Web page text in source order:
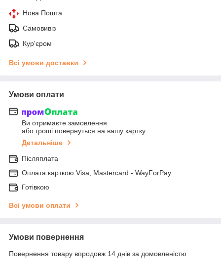
Нова Пошта
Самовивіз
Кур'єром
Всі умови доставки
Умови оплати
Ви отримаєте замовлення
або гроші повернуться на вашу картку
Детальніше
Післяплата
Оплата карткою Visa, Mastercard - WayForPay
Готівкою
Всі умови оплати
Умови повернення
Повернення товару впродовж 14 днів за домовленістю